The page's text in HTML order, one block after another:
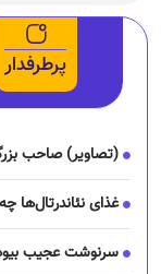
پرطرفدار
(تصاویر) صاحب
غذای نئاندرتال‌ها
سرنوشت عجیب بیوه